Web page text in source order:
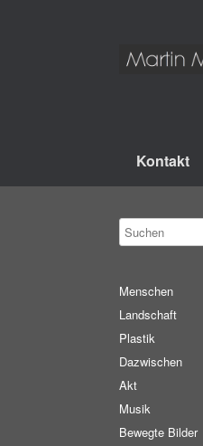
Kontakt
Menschen
Landschaft
Plastik
Dazwischen
Akt
Musik
Bewegte Bilder